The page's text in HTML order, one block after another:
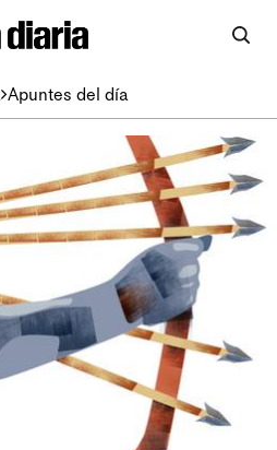
Apuntes del día